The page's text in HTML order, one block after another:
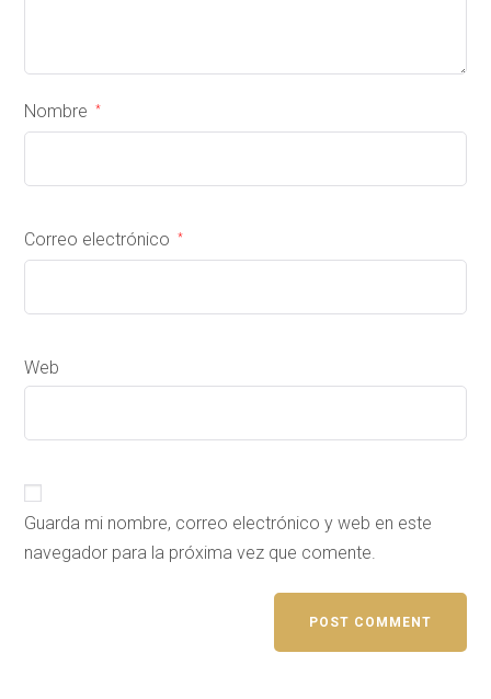
Nombre *
Correo electrónico *
Web
Guarda mi nombre, correo electrónico y web en este
navegador para la próxima vez que comente.